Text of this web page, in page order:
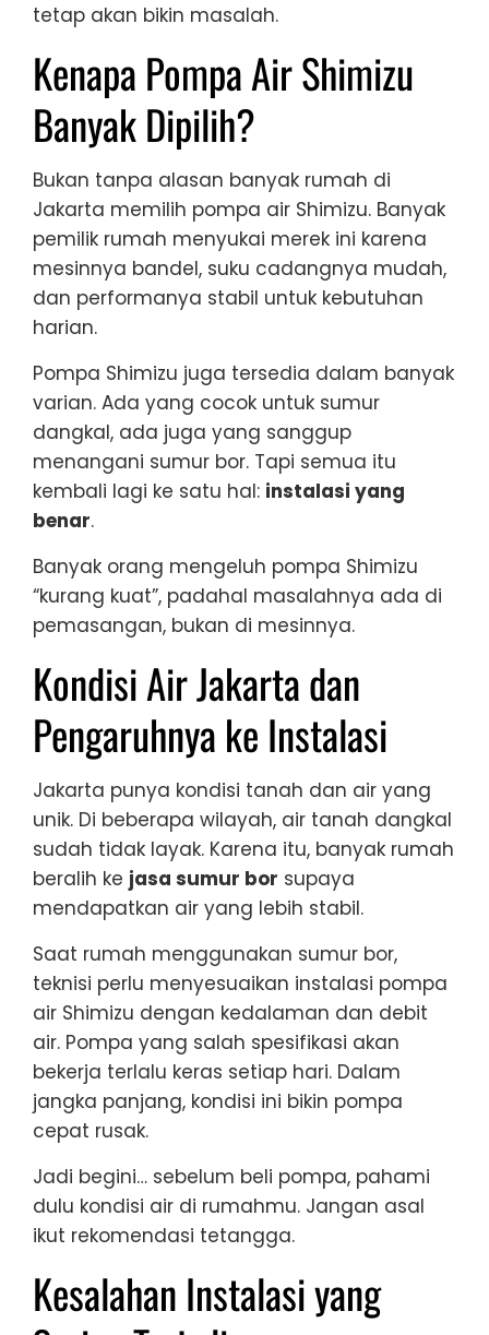
tetap akan bikin masalah.
Kenapa Pompa Air Shimizu
Banyak Dipilih?
Bukan tanpa alasan banyak rumah di
Jakarta memilih pompa air Shimizu. Banyak
pemilik rumah menyukai merek ini karena
mesinnya bandel, suku cadangnya mudah,
dan performanya stabil untuk kebutuhan
harian.
Pompa Shimizu juga tersedia dalam banyak
varian. Ada yang cocok untuk sumur
dangkal, ada juga yang sanggup
menangani sumur bor. Tapi semua itu
kembali lagi ke satu hal: instalasi yang
benar.
Banyak orang mengeluh pompa Shimizu
“kurang kuat”, padahal masalahnya ada di
pemasangan, bukan di mesinnya.
Kondisi Air Jakarta dan
Pengaruhnya ke Instalasi
Jakarta punya kondisi tanah dan air yang
unik. Di beberapa wilayah, air tanah dangkal
sudah tidak layak. Karena itu, banyak rumah
beralih ke jasa sumur bor supaya
mendapatkan air yang lebih stabil.
Saat rumah menggunakan sumur bor,
teknisi perlu menyesuaikan instalasi pompa
air Shimizu dengan kedalaman dan debit
air. Pompa yang salah spesifikasi akan
bekerja terlalu keras setiap hari. Dalam
jangka panjang, kondisi ini bikin pompa
cepat rusak.
Jadi begini… sebelum beli pompa, pahami
dulu kondisi air di rumahmu. Jangan asal
ikut rekomendasi tetangga.
Kesalahan Instalasi yang